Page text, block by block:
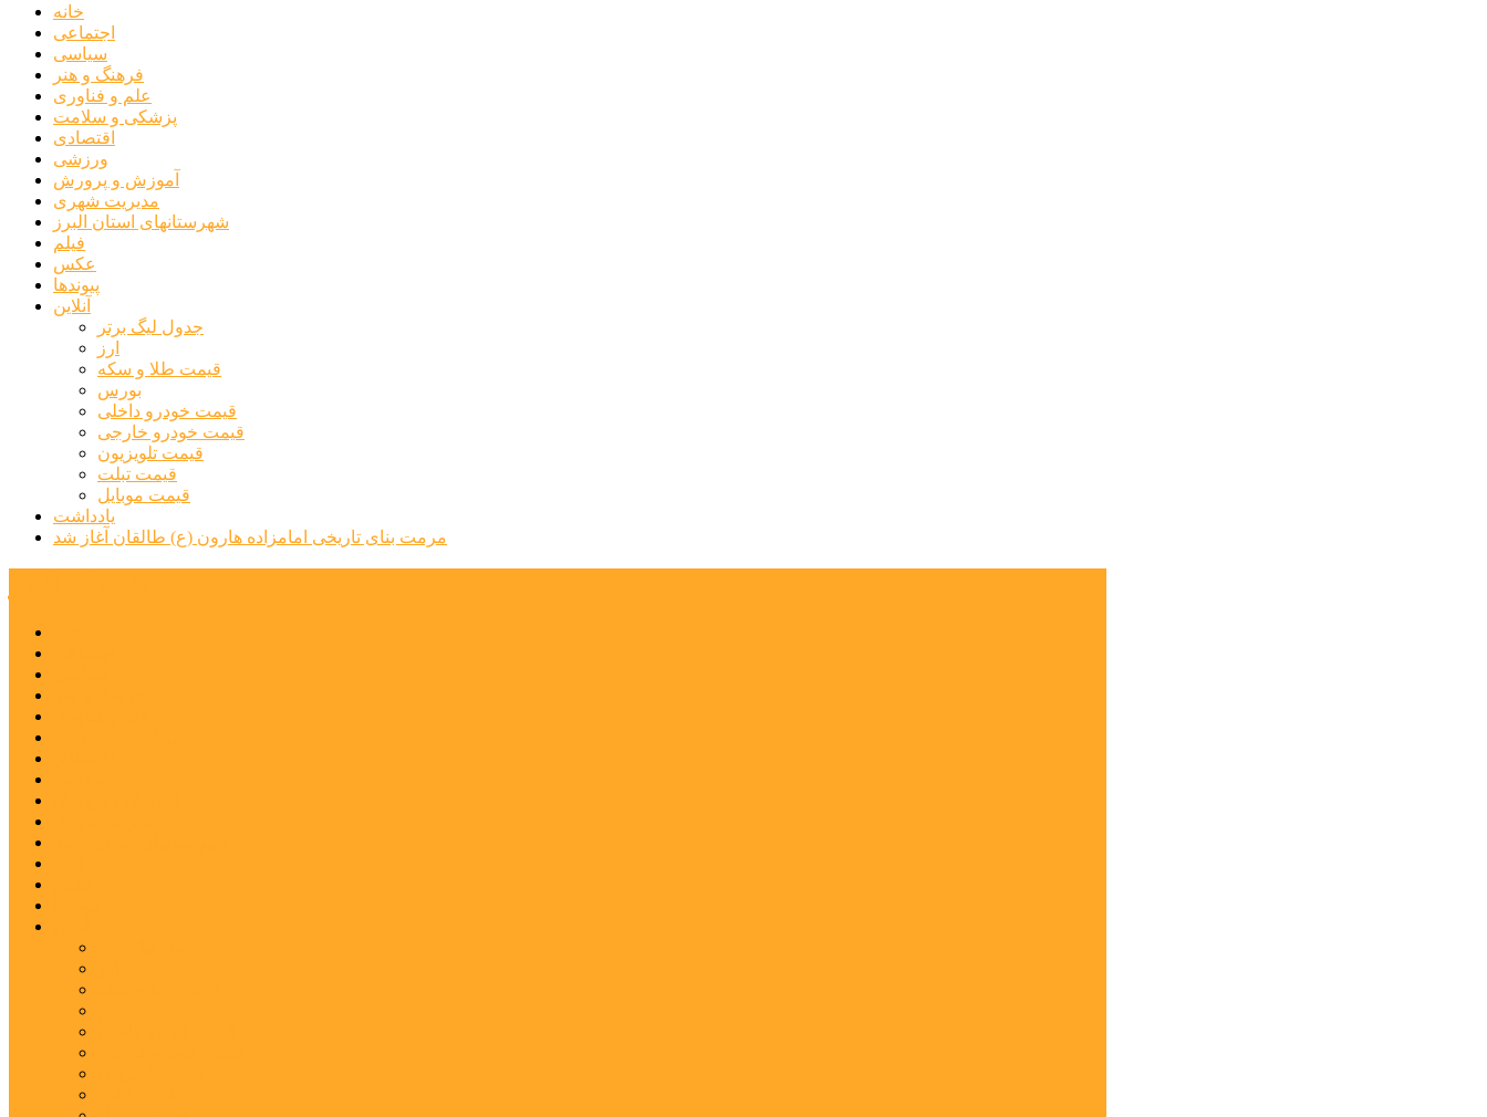
خانه
اجتماعی
سیاسی
فرهنگ و هنر
علم و فناوری
پزشکی و سلامت
اقتصادی
ورزشی
آموزش و پرورش
مدیریت شهری
شهرستانهای استان البرز
فیلم
عکس
پیوندها
آنلاین
جدول لیگ برتر
ارز
قیمت طلا و سکه
بورس
قیمت خودرو داخلی
قیمت خودرو خارجی
قیمت تلویزیون
قیمت تبلت
قیمت موبایل
یادداشت
مرمت بنای تاریخی امامزاده هارون (ع) طالقان آغاز شد